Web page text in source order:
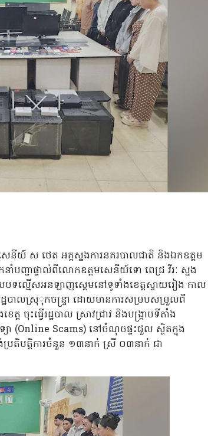
េនីយ៍ ស ថេត អគ្គស្នងការនគរបាលជាតិ និងឯកឧត្ដម
បញ្ជាផ្ទាល់ពីលោកឧត្ដមសេនីយ៍ទោ ពេជ្រ វីរៈ ស្នង
ាបបទល្មើសអនឡាញស្គេមនៅទូទាំងខេត្តស្វាយរៀង កាល
ដ្ឋបាលស្រុុកចន្ទ្រា ដោយមានការសម្របសម្រួលពី
ត ចុះធ្វើរដ្ឋបាល ស្រាវជ្រាវ និងបង្រ្កាបទីតាំង
យា (Online Scams) នៅចំណុចផ្ទះជួល ស្ថិតក្នុង
រតិបត្តិការចំនួន ១៣នាក់ ស្រី ០៣នាក់ ជា